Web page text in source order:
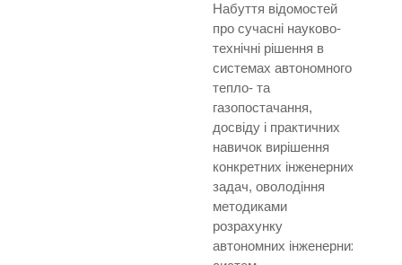
Набуття відомостей
про сучасні науково-
технічні рішення в
системах автономного
тепло- та
газопостачання,
досвіду і практичних
навичок вирішення
конкретних інженерних
задач, оволодіння
методиками
розрахунку
автономних інженерних